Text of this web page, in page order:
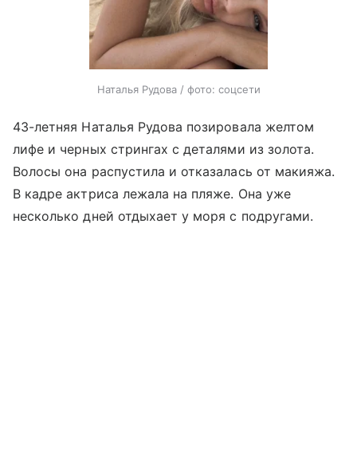
Наталья Рудова / фото: соцсети
43-летняя Наталья Рудова позировала желтом
лифе и черных стрингах с деталями из золота.
Волосы она распустила и отказалась от макияжа.
В кадре актриса лежала на пляже. Она уже
несколько дней отдыхает у моря с подругами.